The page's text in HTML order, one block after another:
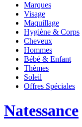
Marques
Visage
Maquillage
Hygiène & Corps
Cheveux
Hommes
Bébé & Enfant
Thèmes
Soleil
Offres Spéciales
Natessance